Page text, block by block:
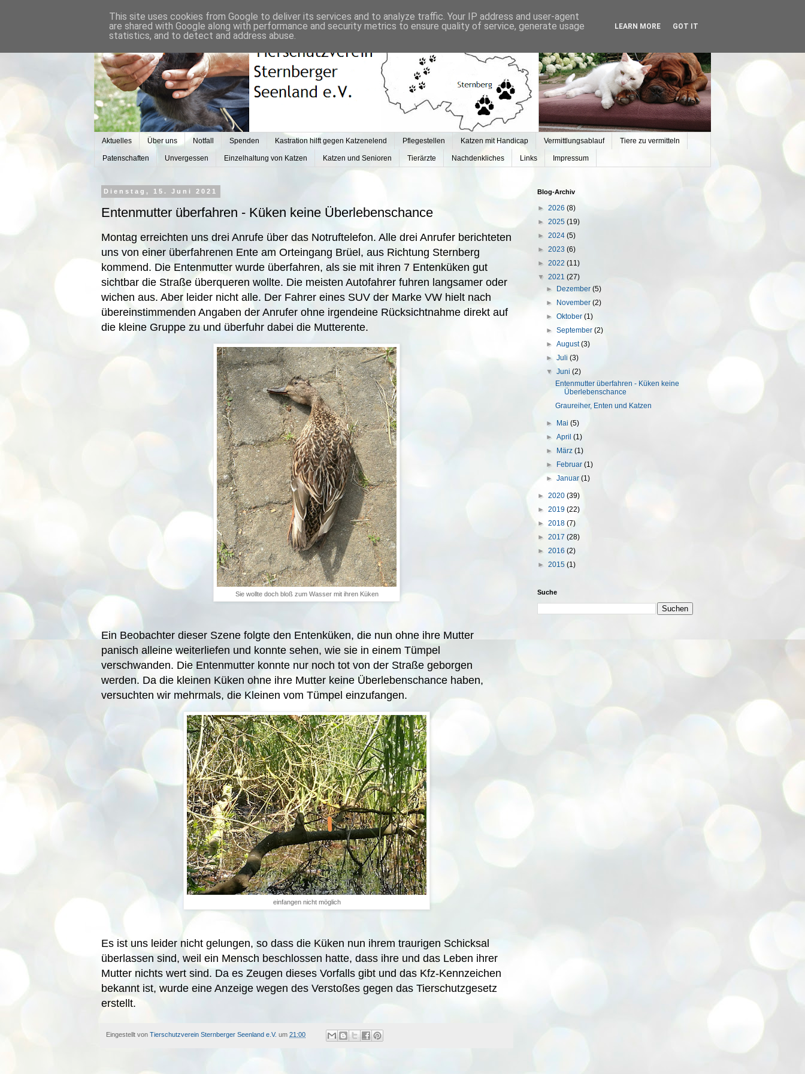
Aktuelles Über uns Notfall Spenden Kastration hilft gegen Katzenelend Pflegestellen Katzen mit Handicap Vermittlungsablauf Tiere zu vermitteln
Patenschaften Unvergessen Einzelhaltung von Katzen Katzen und Senioren Tierärzte Nachdenkliches Links Impressum
Dienstag, 15. Juni 2021
Entenmutter überfahren - Küken keine Überlebenschance
Montag erreichten uns drei Anrufe über das Notruftelefon. Alle drei Anrufer berichteten
uns von einer überfahrenen Ente am Orteingang Brüel, aus Richtung Sternberg
kommend. Die Entenmutter wurde überfahren, als sie mit ihren 7 Entenküken gut
sichtbar die Straße überqueren wollte. Die meisten Autofahrer fuhren langsamer oder
wichen aus. Aber leider nicht alle. Der Fahrer eines SUV der Marke VW hielt nach
übereinstimmenden Angaben der Anrufer ohne irgendeine Rücksichtnahme direkt auf
die kleine Gruppe zu und überfuhr dabei die Mutterente.
Sie wollte doch bloß zum Wasser mit ihren Küken
Ein Beobachter dieser Szene folgte den Entenküken, die nun ohne ihre Mutter
panisch alleine weiterliefen und konnte sehen, wie sie in einem Tümpel
verschwanden. Die Entenmutter konnte nur noch tot von der Straße geborgen
werden. Da die kleinen Küken ohne ihre Mutter keine Überlebenschance haben,
versuchten wir mehrmals, die Kleinen vom Tümpel einzufangen.
einfangen nicht möglich
Es ist uns leider nicht gelungen, so dass die Küken nun ihrem traurigen Schicksal
überlassen sind, weil ein Mensch beschlossen hatte, dass ihre und das Leben ihrer
Mutter nichts wert sind. Da es Zeugen dieses Vorfalls gibt und das Kfz-Kennzeichen
bekannt ist, wurde eine Anzeige wegen des Verstoßes gegen das Tierschutzgesetz
erstellt.
Eingestellt von Tierschutzverein Sternberger Seenland e.V. um 21:00
Blog-Archiv
► 2026 (8)
► 2025 (19)
► 2024 (5)
► 2023 (6)
► 2022 (11)
▼ 2021 (27)
► Dezember(5)
► November(2)
►Oktober(1)
►September(2)
►August(3)
►Juli(3)
▼Juni(2)
Entenmutter überfahren - Küken keine
Überlebenschance
Graureiher, Enten und Katzen
► Mai(5)
►April(1)
► März(1)
► Februar(1)
►Januar(1)
► 2020 (39)
► 2019 (22)
► 2018 (7)
► 2017 (28)
► 2016 (2)
► 2015 (1)
Suche
This site uses cookies from Google to deliver its services and to analyze traffic. Your IP address and user-agent
are shared with Google along with performance and security metrics to ensure quality of service, generate usage
statistics, and to detect and address abuse.
LEARN MORE GOT IT